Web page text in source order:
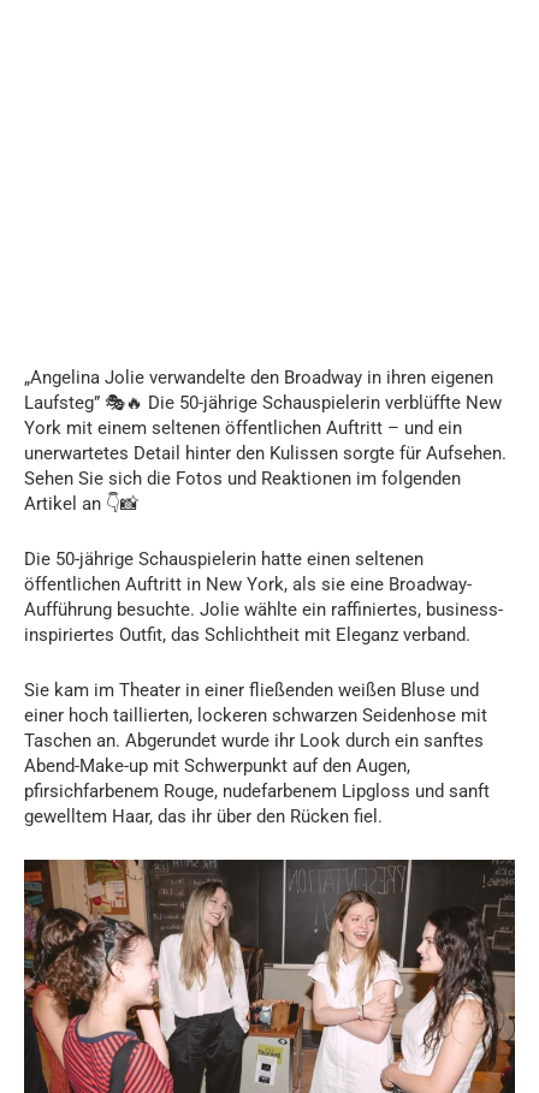
„Angelina Jolie verwandelte den Broadway in ihren eigenen
Laufsteg” 🎭🔥 Die 50-jährige Schauspielerin verblüffte New
York mit einem seltenen öffentlichen Auftritt – und ein
unerwartetes Detail hinter den Kulissen sorgte für Aufsehen.
Sehen Sie sich die Fotos und Reaktionen im folgenden
Artikel an 👇📸
Die 50-jährige Schauspielerin hatte einen seltenen
öffentlichen Auftritt in New York, als sie eine Broadway-
Aufführung besuchte. Jolie wählte ein raffiniertes, business-
inspiriertes Outfit, das Schlichtheit mit Eleganz verband.
Sie kam im Theater in einer fließenden weißen Bluse und
einer hoch taillierten, lockeren schwarzen Seidenhose mit
Taschen an. Abgerundet wurde ihr Look durch ein sanftes
Abend-Make-up mit Schwerpunkt auf den Augen,
pfirsichfarbenem Rouge, nudefarbenem Lipgloss und sanft
gewelltem Haar, das ihr über den Rücken fiel.